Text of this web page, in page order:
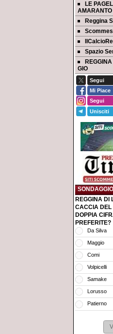
LE
AMARANTO
Reggina
Spazio
GIO
Segui
Mi Piace
Segui
Unisciti
SONDAGGIO
REGGINA DI
CACCIA DEL
DOPPIA
PREFERITE?
Da Silva
Maggio
Comi
Volpicelli
Samake
Lorusso
Patierno